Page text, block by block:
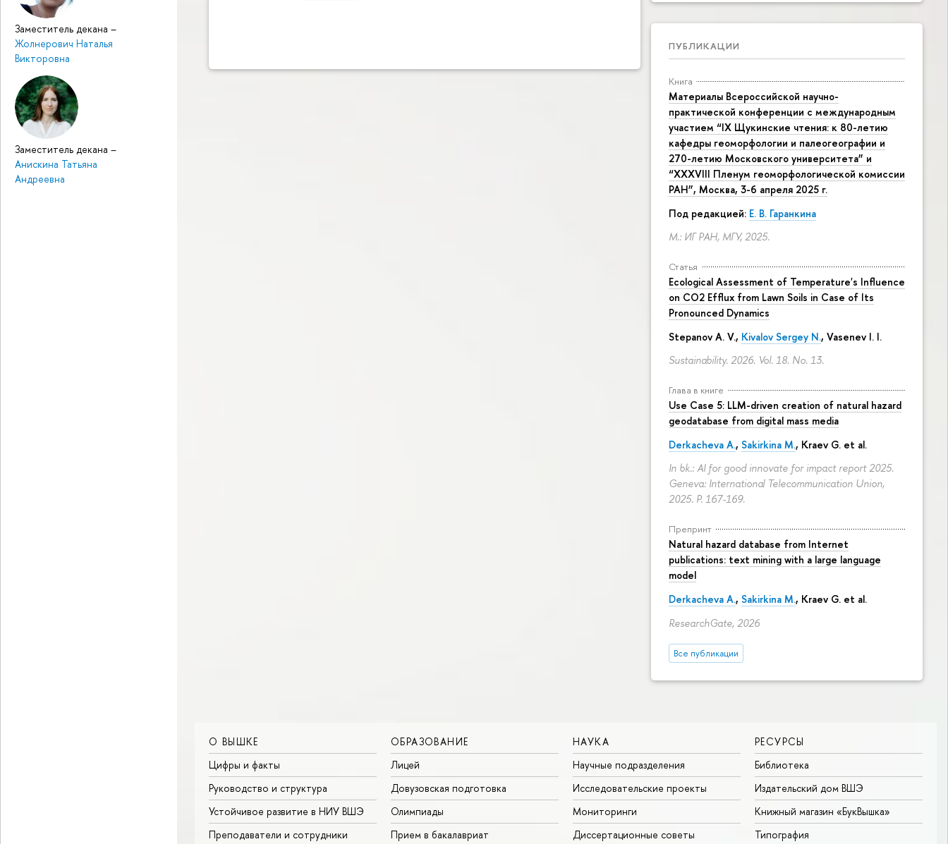
Заместитель декана –
Жолнерович Наталья
Викторовна
Заместитель декана –
Анискина Татьяна
Андреевна
ПУБЛИКАЦИИ
Книга
Материалы Всероссийской научно-
практической конференции с международным
участием “IX Щукинские чтения: к 80-летию
кафедры геоморфологии и палеогеографии и
270-летию Московского университета” и
“XXXVIII Пленум геоморфологической комиссии
РАН”, Москва, 3-6 апреля 2025 г.
Под редакцией: Е. В. Гаранкина
М.: ИГ РАН, МГУ, 2025.
Статья
Ecological Assessment of Temperature's Influence
on CO2 Efflux from Lawn Soils in Case of Its
Pronounced Dynamics
Stepanov A. V., Kivalov Sergey N., Vasenev I. I.
Sustainability. 2026. Vol. 18. No. 13.
Глава в книге
Use Case 5: LLM-driven creation of natural hazard
geodatabase from digital mass media
Derkacheva A., Sakirkina M., Kraev G. et al.
In bk.: AI for good innovate for impact report 2025.
Geneva: International Telecommunication Union,
2025. P. 167-169.
Препринт
Natural hazard database from Internet
publications: text mining with a large language
model
Derkacheva A., Sakirkina M., Kraev G. et al.
ResearchGate, 2026
Все публикации
О ВЫШКЕ
Цифры и факты
Руководство и структура
Устойчивое развитие в НИУ ВШЭ
Преподаватели и сотрудники
ОБРАЗОВАНИЕ
Лицей
Довузовская подготовка
Олимпиады
Прием в бакалавриат
НАУКА
Научные подразделения
Исследовательские проекты
Мониторинги
Диссертационные советы
РЕСУРСЫ
Библиотека
Издательский дом ВШЭ
Книжный магазин «БукВышка»
Типография